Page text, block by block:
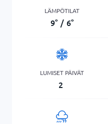
LÄMPÖTILAT
9° / 6°
LUMISET PÄIVÄT
2